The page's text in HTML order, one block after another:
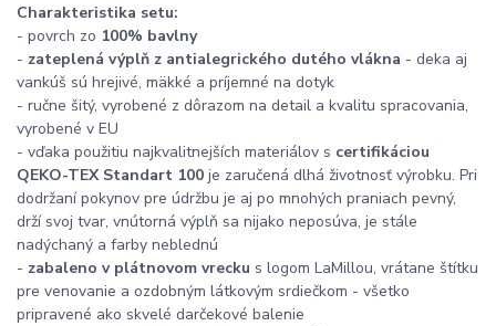
Charakteristika setu:
- povrch zo 100% bavlny
- zateplená výplň z antialegrického dutého vlákna - deka aj
vankúš sú hrejivé, mäkké a príjemné na dotyk
- ručne šitý, vyrobené z dôrazom na detail a kvalitu spracovania,
vyrobené v EU
- vďaka použitiu najkvalitnejších materiálov s certifikáciou
QEKO-TEX Standart 100 je zaručená dlhá životnosť výrobku. Pri
dodržaní pokynov pre údržbu je aj po mnohých praniach pevný,
drží svoj tvar, vnútorná výplň sa nijako neposúva, je stále
nadýchaný a farby neblednú
- zabaleno v plátnovom vrecku s logom LaMillou, vrátane štítku
pre venovanie a ozdobným látkovým srdiečkom - všetko
pripravené ako skvelé darčekové balenie